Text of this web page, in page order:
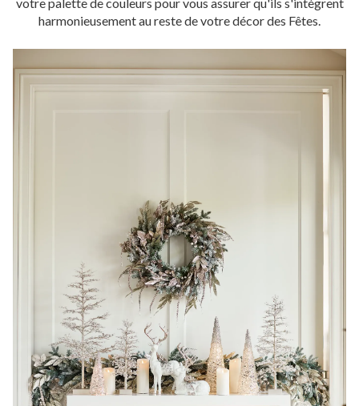
harmonieusement au reste de votre décor des Fêtes.